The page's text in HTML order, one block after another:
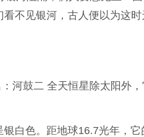
不见银河，古人便以为这
河鼓二 全天恒星除太阳外
白色。距地球16.7光年，